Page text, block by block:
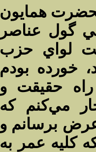
همايون
گول عناصر
لواي حزب
خورده بودم
حقيقت و
مي‌كنم كه
برسانم و
كليه عمر به